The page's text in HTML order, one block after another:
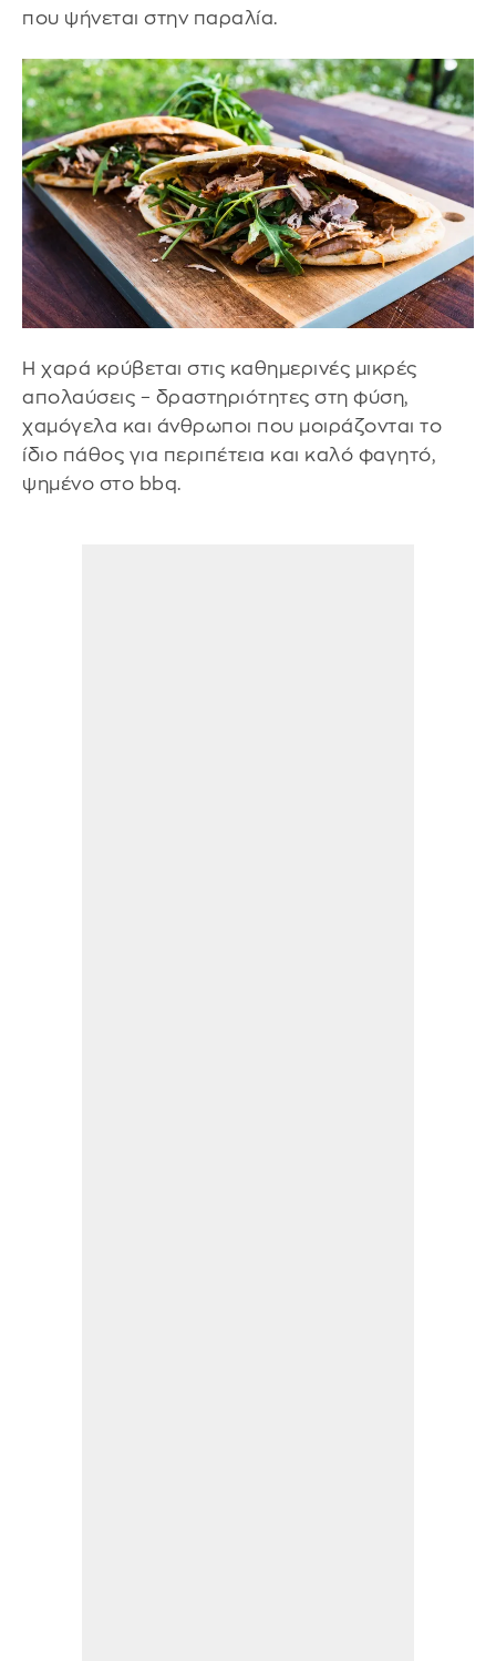
που ψήνεται στην παραλία.
Η χαρά κρύβεται στις καθημερινές μικρές
απολαύσεις – δραστηριότητες στη φύση,
χαμόγελα και άνθρωποι που μοιράζονται το
ίδιο πάθος για περιπέτεια και καλό φαγητό,
ψημένο στο bbq.